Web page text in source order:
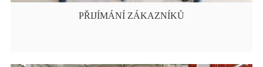
PŘIJÍMÁNÍ ZÁKAZNÍKŮ